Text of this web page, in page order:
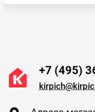
+7 (495)